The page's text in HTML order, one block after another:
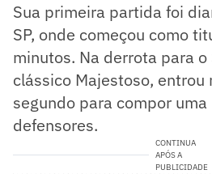
Sua primeira partida foi
SP, onde começou como
minutos. Na derrota para o
clássico Majestoso, entrou
segundo para compor
defensores.
CONTINUA
APÓS A
PUBLICIDADE